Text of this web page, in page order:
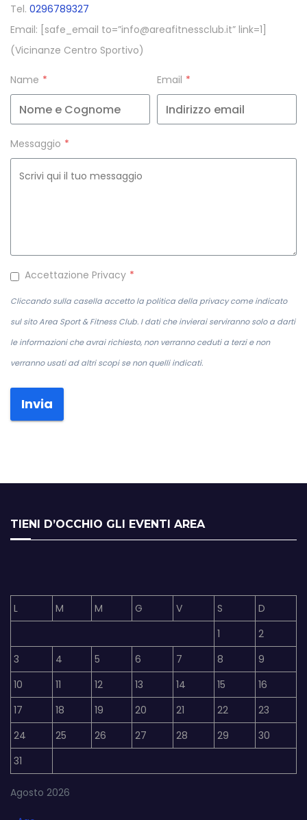
Tel. 0296789327
Email: [safe_email to=”info@areafitnessclub.it” link=1]
(Vicinanze Centro Sportivo)
Name * Email *
Messaggio *
Accettazione Privacy *
Cliccando sulla casella accetto la politica della privacy come indicato
sul sito Area Sport & Fitness Club. I dati che invierai serviranno solo a darti
le informazioni che avrai richiesto, non verranno ceduti a terzi e non
verranno usati ad altri scopi se non quelli indicati.
Invia
TIENI D’OCCHIO GLI EVENTI AREA
Agosto 2026
L M M G V S
D
1
2
3
4 5 6 7 8
9
10
11 12 13 14 15
16
17
18 19 20 21 22
23
24
25 26 27 28 29
30
31